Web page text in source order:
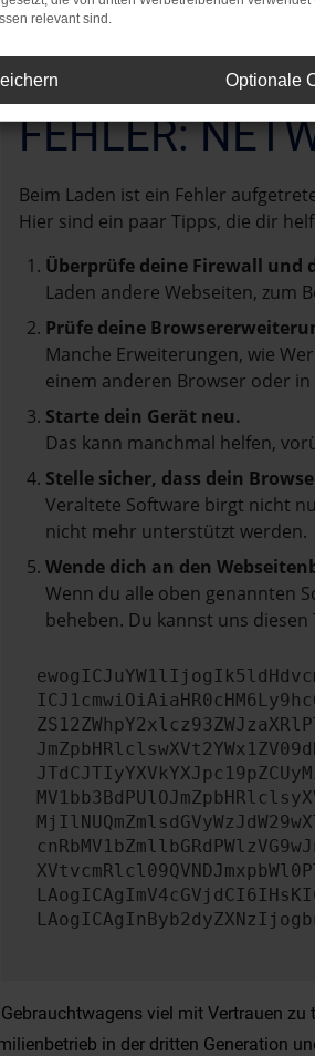
FEHLER:
Beim Laden ist ein Fehler
Hier sind ein paar Tipps, die dir
Überprüfe deine Firewall und
Laden andere Webseiten, zum
Prüfe deine
Manche Erweiterungen, wie
einem anderen Browser oder
Starte dein Gerät neu.
Das kann manchmal helfen,
Stelle sicher, dass dein
Veraltete Software birgt nicht
nicht mehr unterstützt werden.
Wende dich an den
Wenn du alle oben genannten
beheben. Du kannst uns
viel mit Vertrauen
in der dritten Generation
relevant sind.
Optionale